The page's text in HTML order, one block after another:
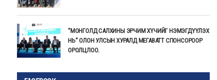
“МОНГОЛД САЛХИНЫ ЭРЧИМ ХҮЧИЙГ НЭМЭГДҮҮЛЭХ
НЬ” ОЛОН УЛСЫН ХУРАЛД МЕГАВАТТ СПОНСОРООР
ОРОЛЦЛОО.